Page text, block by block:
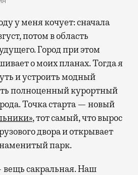
потом в область
Город при этом
о моих планах. Тогда я
и устроить модный
полноценный курортный
Точка старта — новый
, тот самый, что вырос
двора и открывает
парк.
сакральная. Наш